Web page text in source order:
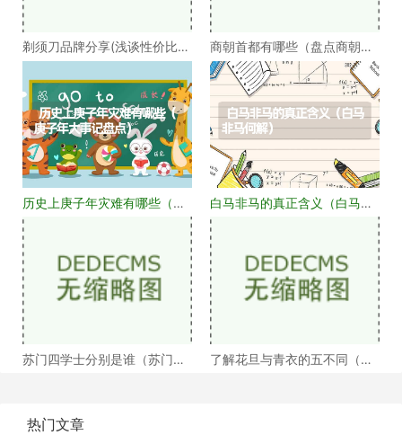
剃须刀品牌分享(浅谈性价比高
的剃须刀品牌）
商朝首都有哪些（盘点商朝的
十几个首都）
历史上庚子年灾难有哪些（庚
子年大事记盘点）
白马非马的真正含义（白马非
马何解）
苏门四学士分别是谁（苏门四
了解花旦与青衣的五不同（浅
热门文章